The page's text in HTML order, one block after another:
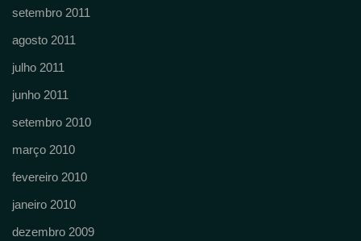
setembro 2011
agosto 2011
julho 2011
junho 2011
setembro 2010
março 2010
fevereiro 2010
janeiro 2010
dezembro 2009